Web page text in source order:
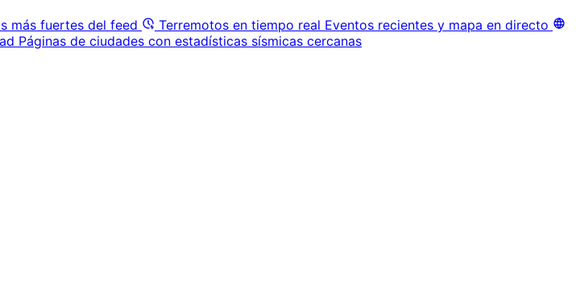
más fuertes del feed Terremotos en tiempo real Eventos recientes y mapa en directo
Páginas de ciudades con estadísticas sísmicas cercanas